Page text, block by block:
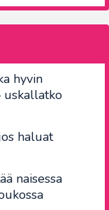
hyvin
uskallatko
haluat
naisessa